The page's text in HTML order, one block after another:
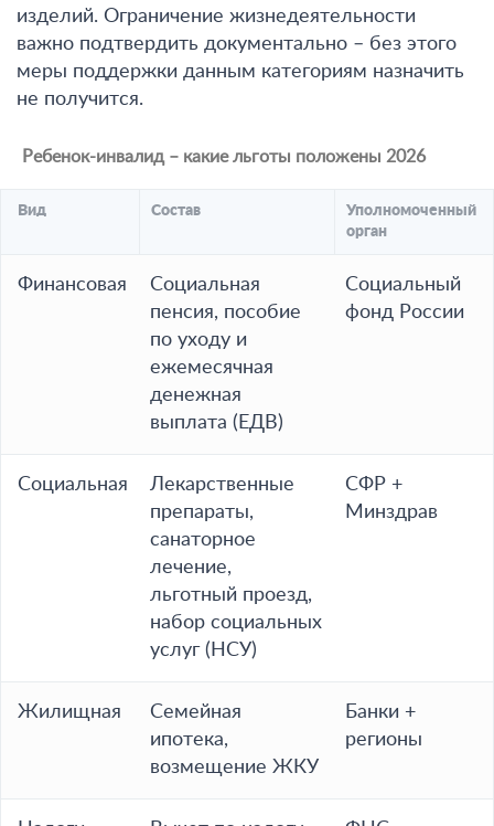
изделий. Ограничение жизнедеятельности
важно подтвердить документально – без этого
меры поддержки данным категориям назначить
не получится.
Ребенок-инвалид – какие льготы положены 2026
Вид Состав
Уполномоченный
орган
Финансовая
Социальная
пенсия, пособие
по уходу и
ежемесячная
денежная
выплата (ЕДВ)
Социальный
фонд России
Социальная
Лекарственные
препараты,
санаторное
лечение,
льготный проезд,
набор социальных
услуг (НСУ)
СФР +
Минздрав
Жилищная
Семейная
ипотека,
возмещение ЖКУ
Банки +
регионы